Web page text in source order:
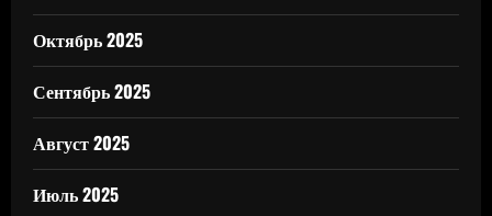
Октябрь 2025
Сентябрь 2025
Август 2025
Июль 2025